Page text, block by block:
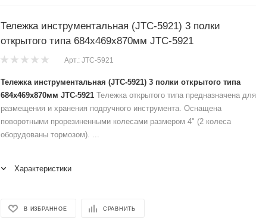
Тележка инструментальная (JTC-5921) 3 полки
открытого типа 684х469х870мм JTC-5921
Арт.: JTC-5921
Тележка инструментальная (JTC-5921) 3 полки открытого типа
684х469х870мм JTC-5921 Тележка открытого типа предназначена для
размещения и хранения подручного инструмента. Оснащена
поворотными прорезиненными колесами размером 4" (2 колеса
оборудованы тормозом). ...
Характеристики
В ИЗБРАННОЕ СРАВНИТЬ